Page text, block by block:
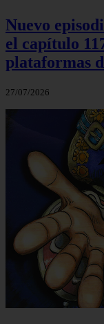
Nuevo
el capítulo
plataformas
27/07/2026